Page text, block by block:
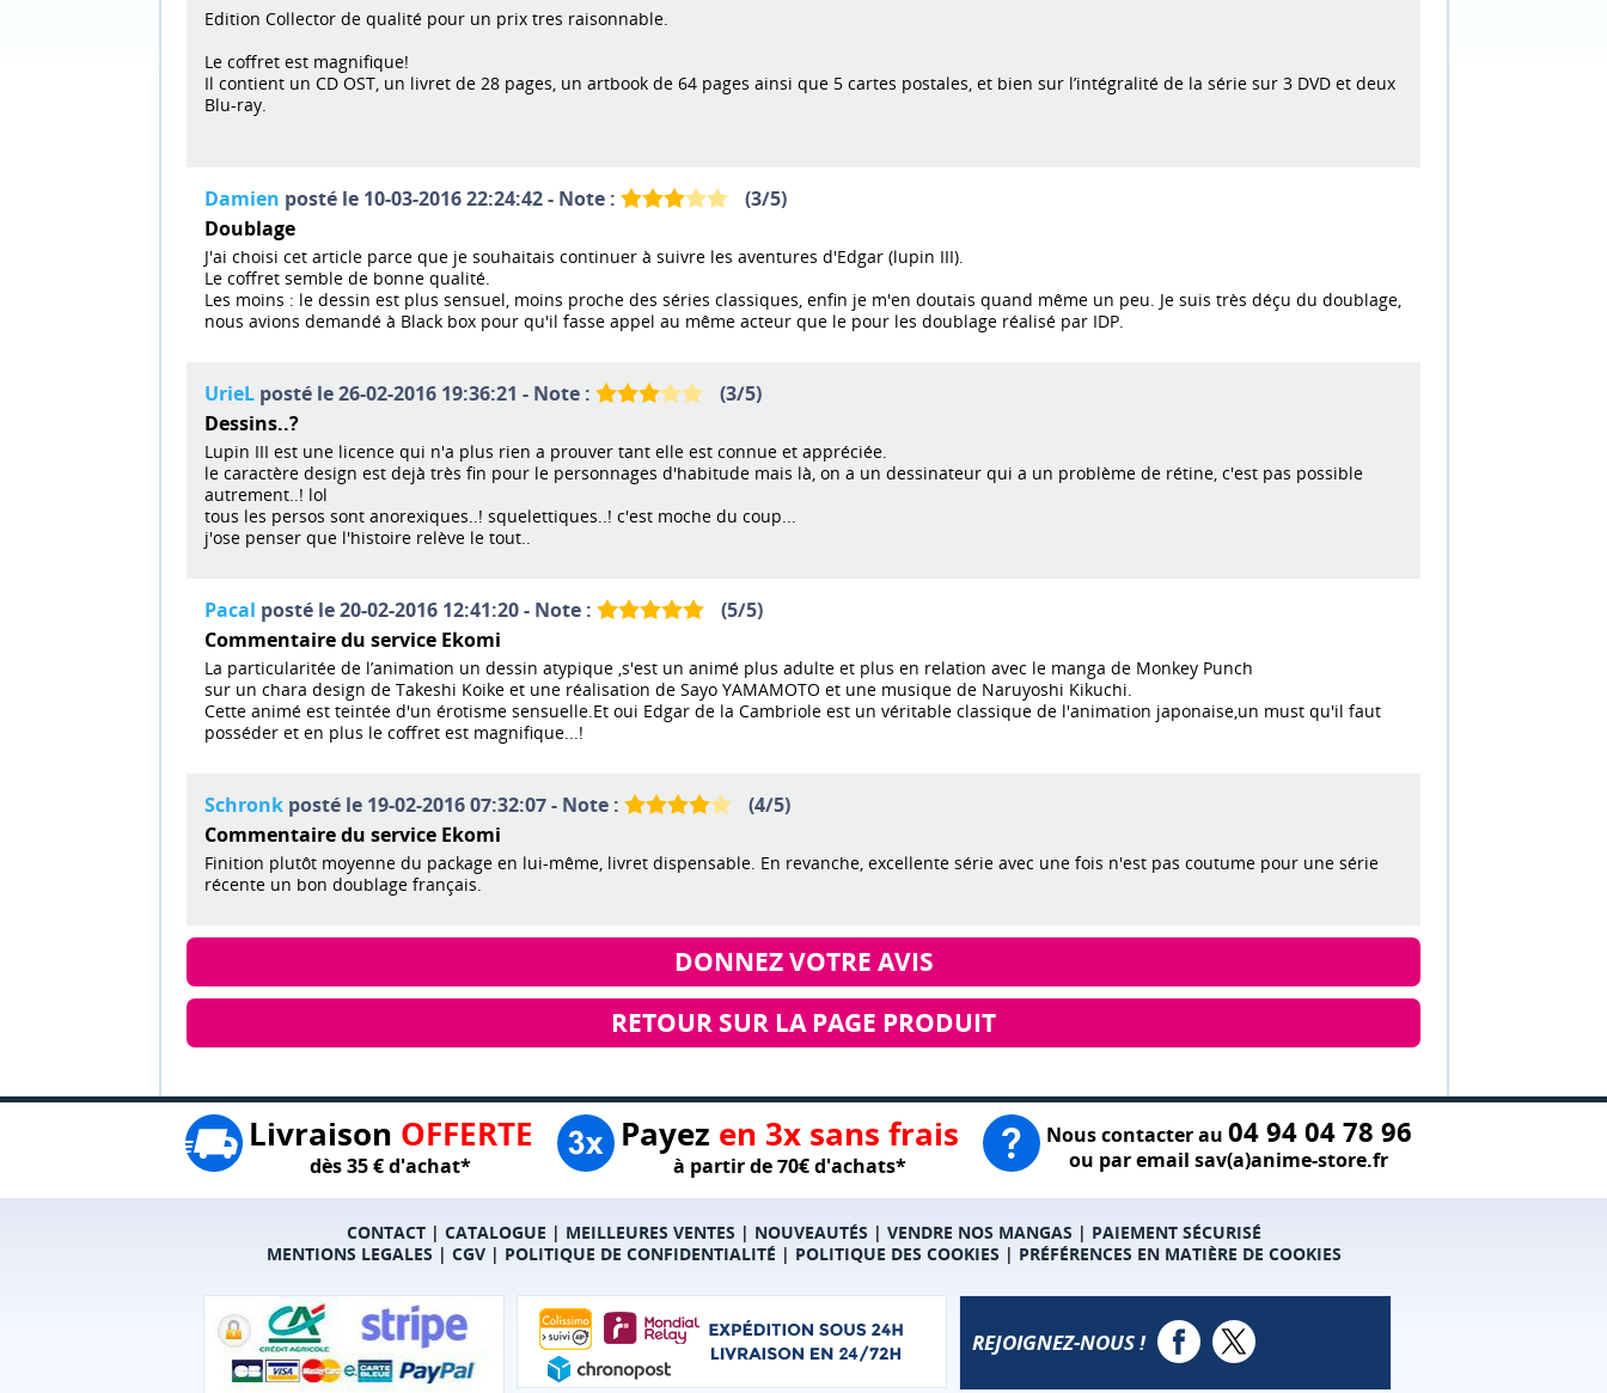
Edition Collector de qualité pour un prix tres raisonnable.
Le coffret est magnifique!
Il contient un CD OST, un livret de 28 pages, un artbook de 64 pages ainsi que 5 cartes postales, et bien sur l’intégralité de la série sur 3 DVD et deux
Blu-ray.
Damien posté le 10-03-2016 22:24:42 - Note : (3/5)
Doublage
J'ai choisi cet article parce que je souhaitais continuer à suivre les aventures d'Edgar (lupin III).
Le coffret semble de bonne qualité.
Les moins : le dessin est plus sensuel, moins proche des séries classiques, enfin je m'en doutais quand même un peu. Je suis très déçu du doublage,
nous avions demandé à Black box pour qu'il fasse appel au même acteur que le pour les doublage réalisé par IDP.
UrieL posté le 26-02-2016 19:36:21 - Note : (3/5)
Dessins..?
Lupin III est une licence qui n'a plus rien a prouver tant elle est connue et appréciée.
le caractère design est dejà très fin pour le personnages d'habitude mais là, on a un dessinateur qui a un problème de rétine, c'est pas possible
autrement..! lol
tous les persos sont anorexiques..! squelettiques..! c'est moche du coup...
j'ose penser que l'histoire relève le tout..
Pacal posté le 20-02-2016 12:41:20 - Note : (5/5)
Commentaire du service Ekomi
La particularitée de l’animation un dessin atypique ,s'est un animé plus adulte et plus en relation avec le manga de Monkey Punch
sur un chara design de Takeshi Koike et une réalisation de Sayo YAMAMOTO et une musique de Naruyoshi Kikuchi.
Cette animé est teintée d'un érotisme sensuelle.Et oui Edgar de la Cambriole est un véritable classique de l'animation japonaise,un must qu'il faut
posséder et en plus le coffret est magnifique...!
Schronk posté le 19-02-2016 07:32:07 - Note : (4/5)
Commentaire du service Ekomi
Finition plutôt moyenne du package en lui-même, livret dispensable. En revanche, excellente série avec une fois n'est pas coutume pour une série
récente un bon doublage français.
DONNEZ VOTRE AVIS
RETOUR SUR LA PAGE PRODUIT
Livraison OFFERTE
dès 35 € d'achat*
Payez en 3x sans frais
à partir de 70€ d'achats*
Nous contacter au 04 94 04 78 96
ou par email sav(a)anime-store.fr
CONTACT| CATALOGUE | MEILLEURES VENTES | NOUVEAUTÉS | VENDRE NOS MANGAS | PAIEMENT SÉCURISÉ
MENTIONS LEGALES | CGV| POLITIQUE DE CONFIDENTIALITÉ | POLITIQUE DES COOKIES | PRÉFÉRENCES EN MATIÈRE DE COOKIES
REJOIGNEZ-NOUS !